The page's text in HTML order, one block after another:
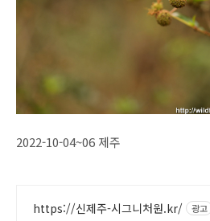
2022-10-04~06 제주
https://신제주-시그니처원.kr/ 광고